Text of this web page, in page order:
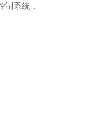
制系统，